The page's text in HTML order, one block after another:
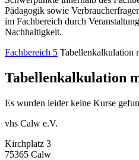
Pädagogik sowie
im Fachbereich durch
Nachhaltigkeit.
Fachbereich 5 Tabellenkalkulation
Tabellenkalkulation
Es wurden leider keine Kurse
vhs Calw e.V.
Kirchplatz 3
75365 Calw